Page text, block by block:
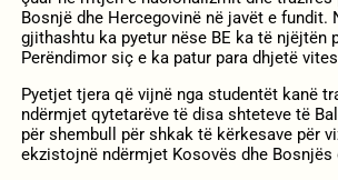
Bosnjë dhe Hercegovinë në javët e fundit.
gjithashtu ka pyetur nëse BE ka të njëjtën
Perëndimor siç e ka patur para dhjetë
Pyetjet tjera që vijnë nga studentët kanë
ndërmjet qytetarëve të disa shteteve të
për shembull për shkak të kërkesave për
ekzistojnë ndërmjet Kosovës dhe Bosnjës